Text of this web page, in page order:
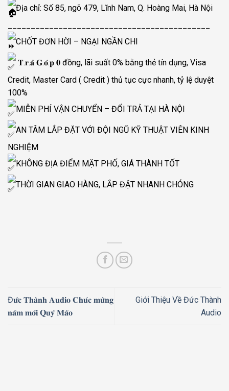
Địa chỉ: Số 85, ngõ 479, Lĩnh Nam, Q. Hoàng Mai, Hà Nội
CHỐT ĐƠN HỜI – NGẠI NGẦN CHI
𝐓.𝐫.𝐚̉ 𝐆.𝐨́.𝐩 𝟎 đồng, lãi suất 0% bằng thẻ tín dụng, Visa
Credit, Master Card ( Credit ) thủ tục cực nhanh, tỷ lệ duyệt
100%
MIỄN PHÍ VẬN CHUYỂN – ĐỔI TRẢ TẠI HÀ NỘI
AN TÂM LẮP ĐẶT VỚI ĐỘI NGŨ KỸ THUẬT VIÊN KINH
NGHIỆM
KHÔNG ĐỊA ĐIỂM MẶT PHỐ, GIÁ THÀNH TỐT
THỜI GIAN GIAO HÀNG, LẮP ĐẶT NHANH CHÓNG
Đ𝐮̛́𝐜 𝐓𝐡𝐚̀𝐧𝐡 𝐀𝐮𝐝𝐢𝐨 𝐂𝐡𝐮́𝐜 𝐦𝐮̛̀𝐧𝐠
𝐧𝐚̆𝐦 𝐦𝐨̛́𝐢 𝐐𝐮𝐲́ 𝐌𝐚̃𝐨
Giới Thiệu Về Đức Thành
Audio